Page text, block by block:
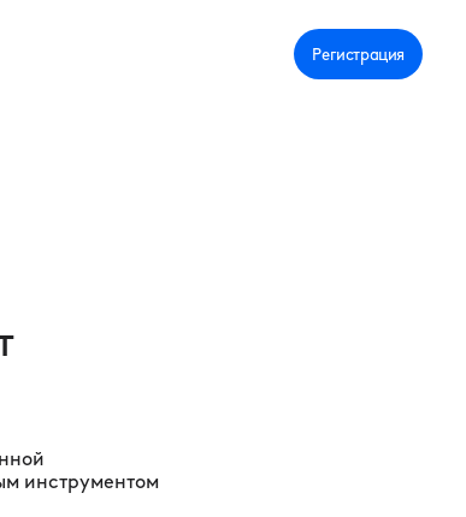
Регистрация
инструментом